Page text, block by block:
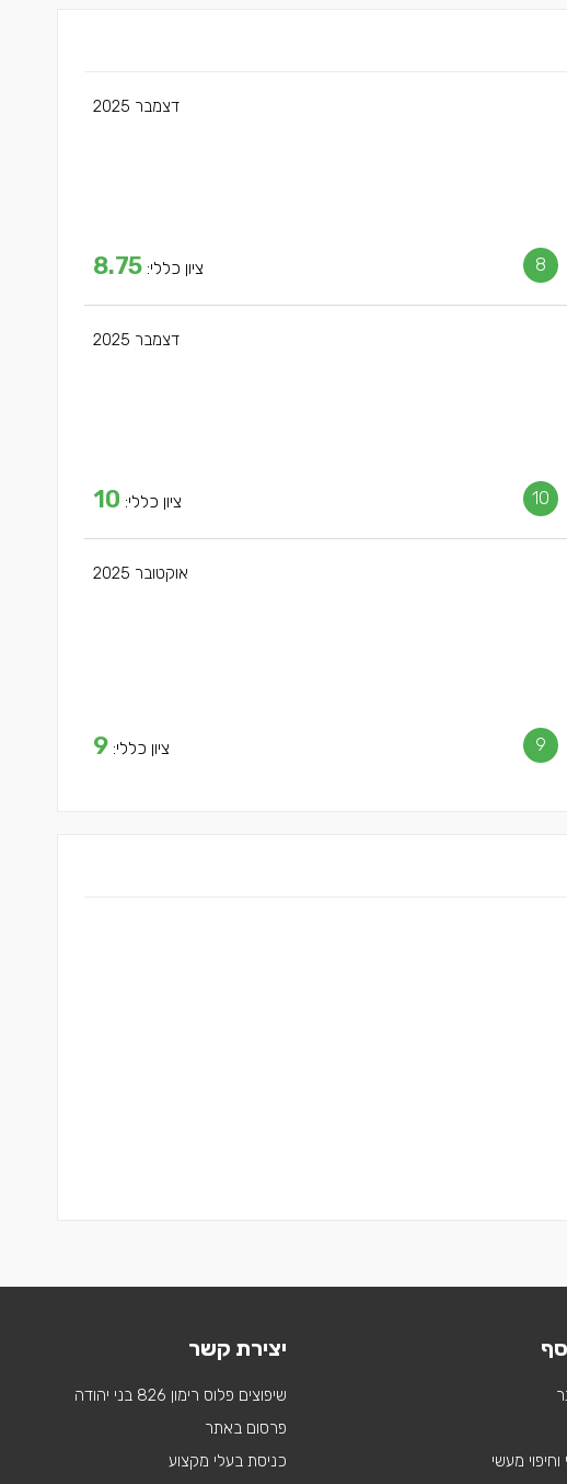
דצמבר 2025
8 ציון כללי: 8.75
דצמבר 2025
10 ציון כללי: 10
אוקטובר 2025
9 ציון כללי: 9
מעשי
יצירת קשר
שיפוצים פלוס רימון 826 בני יהודה
פרסום באתר
כניסת בעלי מקצוע